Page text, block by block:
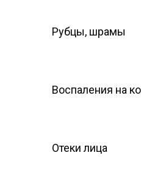
Рубцы, шрамы
Воспаления на
Отеки лица